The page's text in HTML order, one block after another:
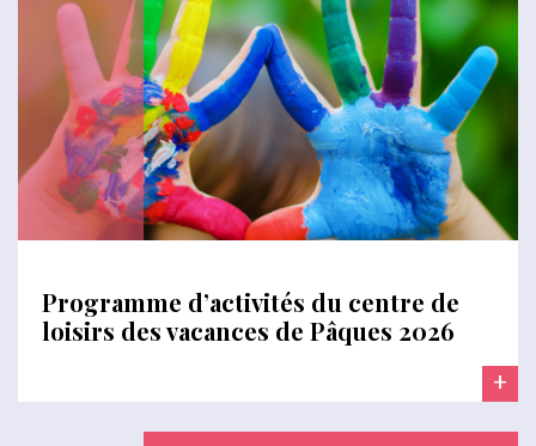
Programme d’activités du centre de
loisirs des vacances de Pâques 2026
+